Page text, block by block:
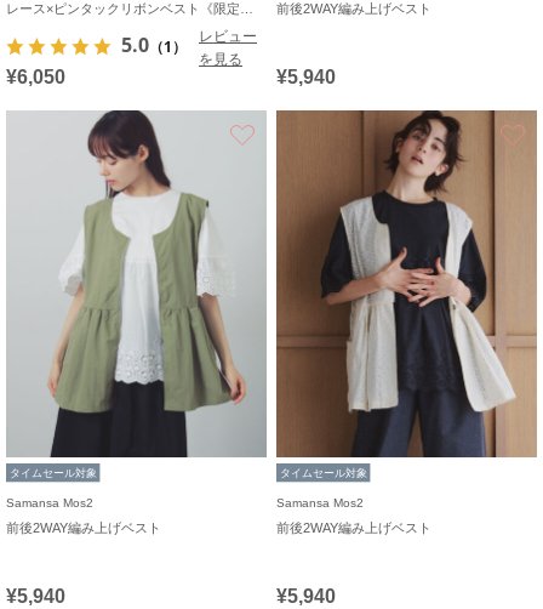
5.0 （1）
レビュー
を見る
¥6,050
前後2WAY編み上げベスト
¥5,940
タイムセール対象
Samansa Mos2
前後2WAY編み上げベスト
¥5,940
タイムセール対象
Samansa Mos2
前後2WAY編み上げベスト
¥5,940